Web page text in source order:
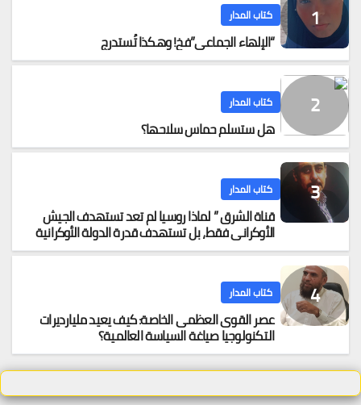
كتاب المدار
“الإلهاء الجماعي”فخ! وهكذا تُستدرج
كتاب المدار
هل ستسلم حماس سلاحها؟
كتاب المدار
قناة الشرق ” لماذا روسيا لم تعد تستهدف الجيش
الأوكراني فقط، بل تستهدف قدرة الدولة الأوكرانية
على البقاء اقتصادياً
كتاب المدار
عصر القوى العظمى الخاصة: كيف يعيد مليارديرات
التكنولوجيا صياغة السياسة العالمية؟